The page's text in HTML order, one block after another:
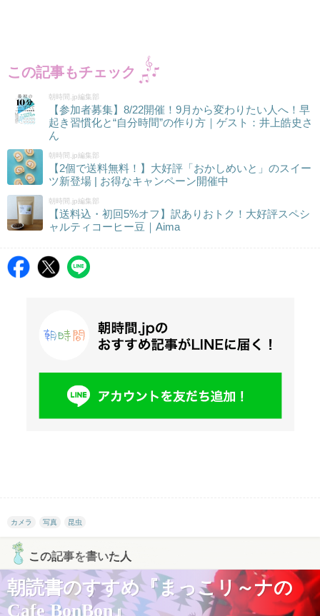
この記事もチェック
朝時間.jp編集部
【参加者募集】8/22開催！9月から変わりたい人へ！早
起き習慣化と“自分時間”の作り方｜ゲスト：井上皓史さ
ん
朝時間.jp編集部
【2個で送料無料！】大好評「おかしめいと」のスイー
ツ新登場 | お得なキャンペーン開催中
朝時間.jp編集部
【送料込・初回5%オフ】訳ありおトク！大好評スペシ
ャルティコーヒー豆｜Aima
カメラ 写真 昆虫
この記事を書いた人
朝読書のすすめ『まっこリ～ナの
Cafe BonBon』